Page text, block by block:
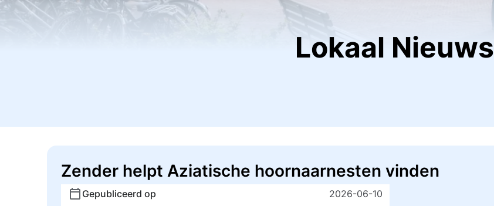
Lokaal Nieuws
Zender helpt Aziatische hoornaarnesten vinden
Gepubliceerd op
2026-06-10